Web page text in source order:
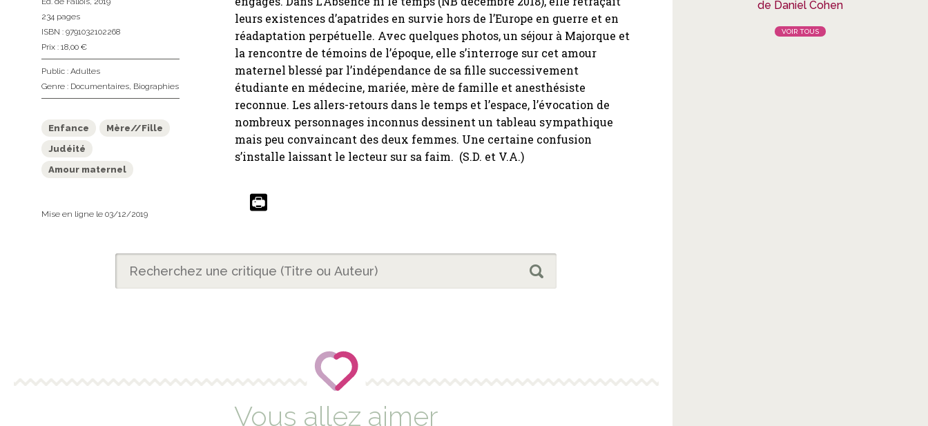
leurs existences d’apatrides en survie hors de l’Europe en guerre et en
réadaptation perpétuelle. Avec quelques photos, un séjour à Majorque et
la rencontre de témoins de l’époque, elle s’interroge sur cet amour
maternel blessé par l’indépendance de sa fille successivement
étudiante en médecine, mariée, mère de famille et anesthésiste
reconnue. Les allers-retours dans le temps et l’espace, l’évocation de
nombreux personnages inconnus dessinent un tableau sympathique
mais peu convaincant des deux femmes. Une certaine confusion
s’installe laissant le lecteur sur sa faim. (S.D. et V.A.)
234 pages
ISBN : 9791032102268
Prix : 18,00 €
Public : Adultes
Genre : Documentaires, Biographies
Enfance
Mère//Fille
Judéité
Amour maternel
Mise en ligne le 03/12/2019
Vous allez aimer
de Daniel Cohen
VOIR TOUS